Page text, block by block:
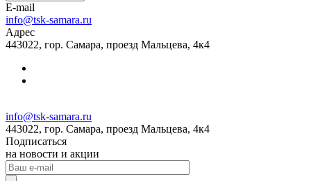
E-mail
info@tsk-samara.ru
Адрес
443022, гор. Самара, проезд Мальцева, 4к4
info@tsk-samara.ru
443022, гор. Самара, проезд Мальцева, 4к4
Подписаться
на новости и акции